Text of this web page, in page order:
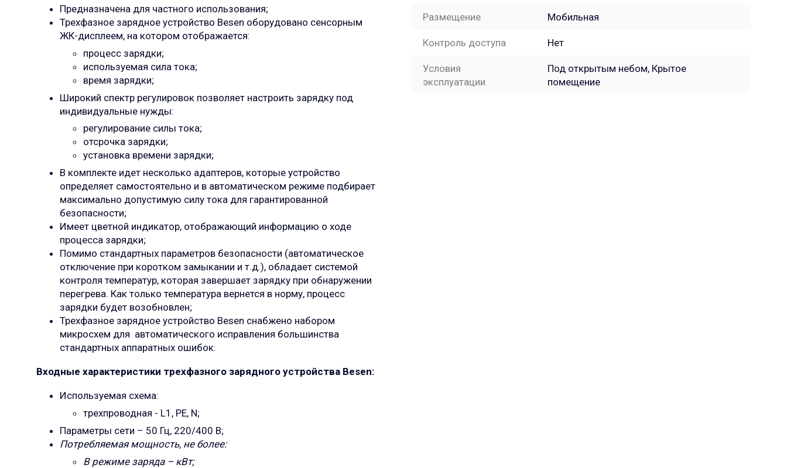
Предназначена для частного использования;
Трехфазное зарядное устройство Besen оборудовано сенсорным
ЖК-дисплеем, на котором отображается:
процесс зарядки;
используемая сила тока;
время зарядки;
Широкий спектр регулировок позволяет настроить зарядку под
индивидуальные нужды:
регулирование силы тока;
отсрочка зарядки;
установка времени зарядки;
В комплекте идет несколько адаптеров, которые устройство
определяет самостоятельно и в автоматическом режиме подбирает
максимально допустимую силу тока для гарантированной
безопасности;
Имеет цветной индикатор, отображающий информацию о ходе
процесса зарядки;
Помимо стандартных параметров безопасности (автоматическое
отключение при коротком замыкании и т.д.), обладает системой
контроля температур, которая завершает зарядку при обнаружении
перегрева. Как только температура вернется в норму, процесс
зарядки будет возобновлен;
Трехфазное зарядное устройство Besen снабжено набором
микросхем для автоматического исправления большинства
стандартных аппаратных ошибок.
Входные характеристики трехфазного зарядного устройства Besen:
Используемая схема:
трехпроводная - L1, PE, N;
Параметры сети – 50 Гц, 220/400 В;
Потребляемая мощность, не более:
В режиме заряда – кВт;
Размещение Мобильная
Контроль доступа Нет
Условия
эксплуатации
Под открытым небом, Крытое
помещение